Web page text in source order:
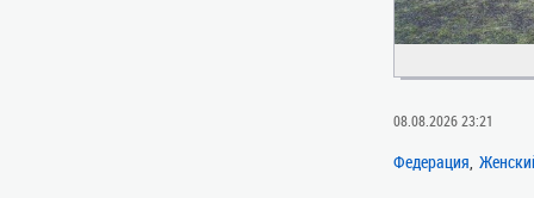
08.08.2026 23:21
Федерация